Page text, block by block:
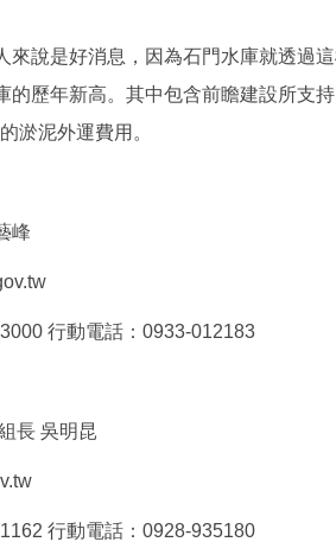
是好消息，因為石門水庫就透過這
的歷年新高。其中包含前瞻建設所支
淤泥外運費用。
峰
行動電話：0933-012183
長 吳明昆
行動電話：0928-935180